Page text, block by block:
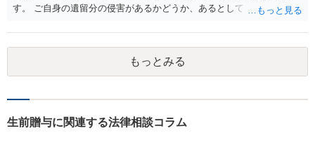
す。 ご自身の遺留分の侵害があるかどうか、あるとしてどの程度の金
相談されるのが良いと思います。
もっとみる
生前贈与に関連する法律相談コラム